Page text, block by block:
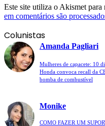
Este site utiliza o Akismet para
em comentários são
Colunistas
Amanda Pagliari
Mulheres de capacete: 10
Honda convoca recall da
bomba de combustível
Monike
COMO FAZER UM